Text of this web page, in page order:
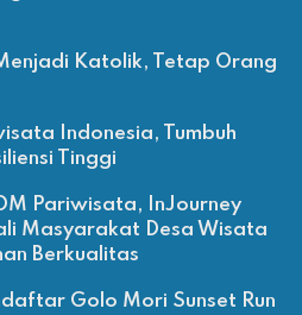
Katolik, Tetap Orang
Indonesia, Tumbuh
Tinggi
Pariwisata, InJourney
Masyarakat Desa Wisata
Berkualitas
Golo Mori Sunset Run